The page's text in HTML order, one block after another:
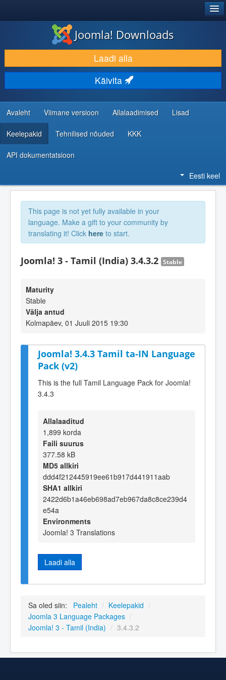
LAADI ALLA JA LAIENDA
AVASTA JA ÕPI
KOGUKOND JA KASUTAJATUGI
RESSURSID ARENDAJATELE
Joomla! Downloads
Laadi alla
Käivita
Avaleht Viimane versioon Allalaadimised Lisad
Keelepakid Tehnilised nõuded KKK
API dokumentatsioon
Eesti keel
This page is not yet fully available in your
language. Make a gift to your community by
translating it! Click here to start.
Joomla! 3 - Tamil (India) 3.4.3.2 Stable
Maturity
Stable
Välja antud
Kolmapäev, 01 Juuli 2015 19:30
Joomla! 3.4.3 Tamil ta-IN Language
Pack (v2)
This is the full Tamil Language Pack for Joomla!
3.4.3
Allalaaditud
1,899 korda
Faili suurus
377.58 kB
MD5 allkiri
ddd4f212445919ee61b917d441911aab
SHA1 allkiri
2422d6b1a46eb698ad7eb967da8c8ce239d4
e54a
Environments
Joomla! 3 Translations
Laadi alla
Sa oled siin: Pealeht / Keelepakid /
Joomla 3 Language Packages /
Joomla! 3 - Tamil (India) / 3.4.3.2